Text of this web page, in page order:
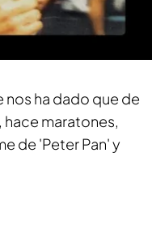
nos ha dado que de
maratones,
de 'Peter Pan' y